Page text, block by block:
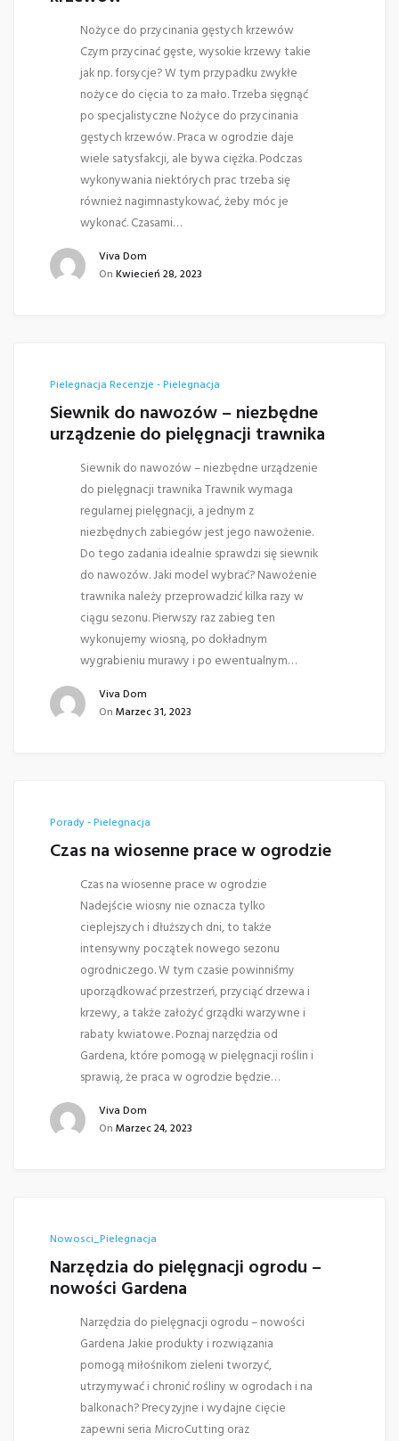
Nożyce do przycinania gęstych krzewów
Czym przycinać gęste, wysokie krzewy takie
jak np. forsycje? W tym przypadku zwykłe
nożyce do cięcia to za mało. Trzeba sięgnąć
po specjalistyczne Nożyce do przycinania
gęstych krzewów. Praca w ogrodzie daje
wiele satysfakcji, ale bywa ciężka. Podczas
wykonywania niektórych prac trzeba się
również nagimnastykować, żeby móc je
wykonać. Czasami…
Viva Dom
On Kwiecień 28, 2023
Pielegnacja Recenzje - Pielegnacja
Siewnik do nawozów – niezbędne
urządzenie do pielęgnacji trawnika
Siewnik do nawozów – niezbędne urządzenie
do pielęgnacji trawnika Trawnik wymaga
regularnej pielęgnacji, a jednym z
niezbędnych zabiegów jest jego nawożenie.
Do tego zadania idealnie sprawdzi się siewnik
do nawozów. Jaki model wybrać? Nawożenie
trawnika należy przeprowadzić kilka razy w
ciągu sezonu. Pierwszy raz zabieg ten
wykonujemy wiosną, po dokładnym
wygrabieniu murawy i po ewentualnym…
Viva Dom
On Marzec 31, 2023
Porady - Pielegnacja
Czas na wiosenne prace w ogrodzie
Czas na wiosenne prace w ogrodzie
Nadejście wiosny nie oznacza tylko
cieplejszych i dłuższych dni, to także
intensywny początek nowego sezonu
ogrodniczego. W tym czasie powinniśmy
uporządkować przestrzeń, przyciąć drzewa i
krzewy, a także założyć grządki warzywne i
rabaty kwiatowe. Poznaj narzędzia od
Gardena, które pomogą w pielęgnacji roślin i
sprawią, że praca w ogrodzie będzie…
Viva Dom
On Marzec 24, 2023
Nowosci_Pielegnacja
Narzędzia do pielęgnacji ogrodu –
nowości Gardena
Narzędzia do pielęgnacji ogrodu – nowości
Gardena Jakie produkty i rozwiązania
pomogą miłośnikom zieleni tworzyć,
utrzymywać i chronić rośliny w ogrodach i na
balkonach? Precyzyjne i wydajne cięcie
zapewni seria MicroCutting oraz